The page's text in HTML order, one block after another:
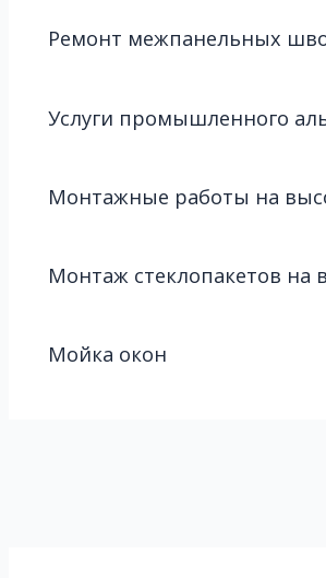
Ремонт межпанельных
Услуги промышленного
Монтажные работы на
Монтаж стеклопакетов на
Мойка окон